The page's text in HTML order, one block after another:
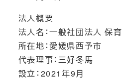
法人概要
法人名：一般社団法人 保
所在地：愛媛県西予市
代表理事：三好冬馬
設立：2021年9月